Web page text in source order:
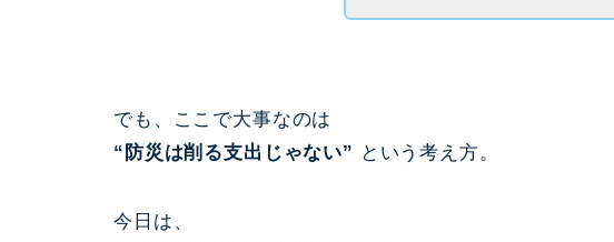
でも、ここで大事なのは
“防災は削る支出じゃない” という考え方。
今日は、